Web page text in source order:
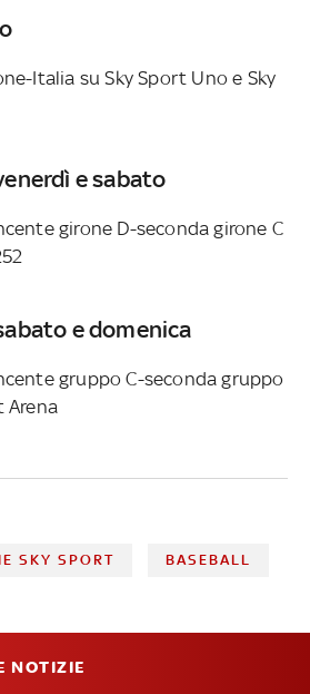
Italia su Sky Sport Uno e Sky
e sabato
girone D-seconda girone C
e domenica
gruppo C-seconda gruppo
Arena
SKY SPORT BASEBALL
NOTIZIE